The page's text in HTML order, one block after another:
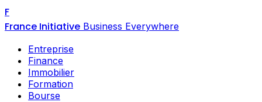
F
France Initiative Business Everywhere
Entreprise
Finance
Immobilier
Formation
Bourse